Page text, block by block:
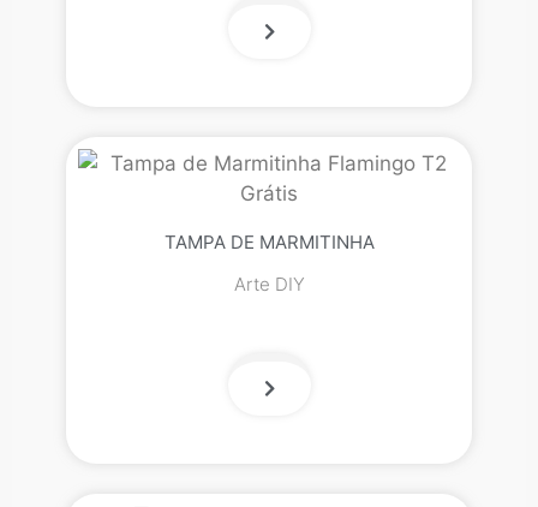
TAMPA DE MARMITINHA
Arte DIY